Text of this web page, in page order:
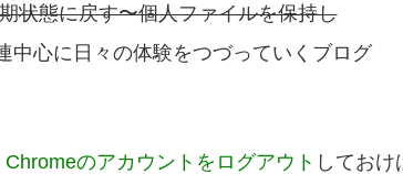
状態に戻す〜個人ファイルを保持し
中心に日々の体験をつづっていくブログ
のアカウントをログアウト しておけ